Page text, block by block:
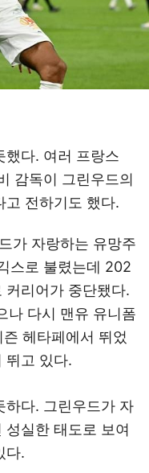
했다. 여러 프랑스
감독이 그린우드의
고 전하기도 했다.
가 자랑하는 유망주
스로 불렸는데 202
커리어가 중단됐다.
나 다시 맨유 유니폼
헤타페에서 뛰었
뛰고 있다.
하다. 그린우드가 자
실한 태도로 보여
다.